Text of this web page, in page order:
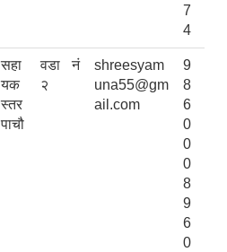
7
4
सहा
यक
स्तर
पाचौ
वडा नं
२
shreesyam
una55@gm
ail.com
9
8
6
0
0
0
8
9
6
0